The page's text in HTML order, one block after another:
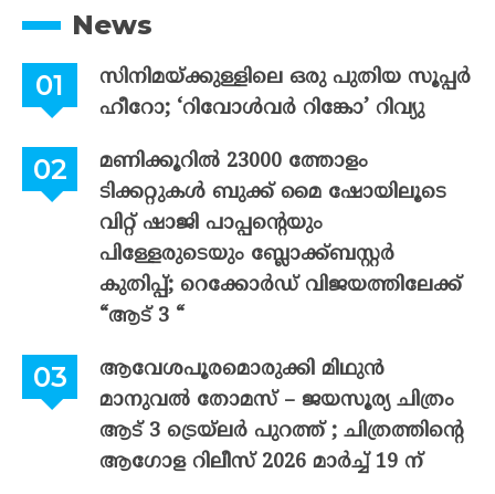
News
സിനിമയ്ക്കുള്ളിലെ ഒരു പുതിയ സൂപ്പർ
ഹീറോ; ‘റിവോൾവർ റിങ്കോ’ റിവ്യു
മണിക്കൂറിൽ 23000 ത്തോളം
ടിക്കറ്റുകൾ ബുക്ക് മൈ ഷോയിലൂടെ
വിറ്റ് ഷാജി പാപ്പന്റെയും
പിള്ളേരുടെയും ബ്ലോക്ക്ബസ്റ്റർ
കുതിപ്പ്; റെക്കോർഡ് വിജയത്തിലേക്ക്
“ആട് 3 “
ആവേശപൂരമൊരുക്കി മിഥുൻ
മാനുവൽ തോമസ് – ജയസൂര്യ ചിത്രം
ആട് 3 ട്രെയ്‌ലർ പുറത്ത് ; ചിത്രത്തിന്റെ
ആഗോള റിലീസ് 2026 മാർച്ച് 19 ന്